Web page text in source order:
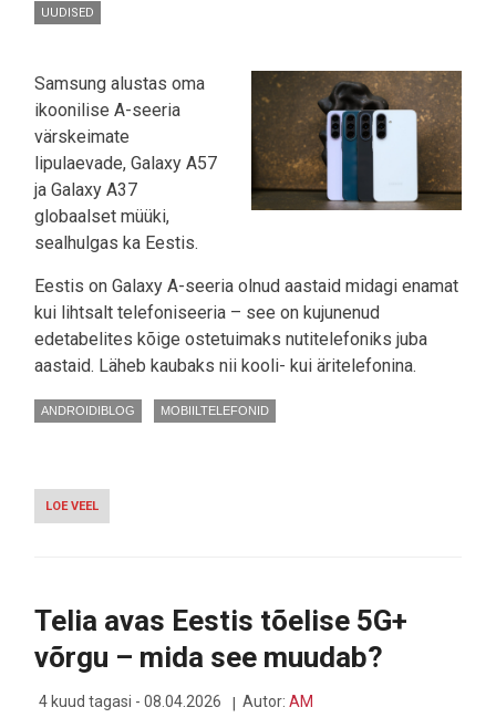
UUDISED
Samsung alustas oma
ikoonilise A-seeria
värskeimate
lipulaevade, Galaxy A57
ja Galaxy A37
globaalset müüki,
sealhulgas ka Eestis.
Eestis on Galaxy A-seeria olnud aastaid midagi enamat
kui lihtsalt telefoniseeria – see on kujunenud
edetabelites kõige ostetuimaks nutitelefoniks juba
aastaid. Läheb kaubaks nii kooli- kui äritelefonina.
ANDROIDIBLOG MOBIILTELEFONID
LOE VEEL
UUE
VÄLJAS:
GALAXY
GALAXY
Telia avas Eestis tõelise 5G+
võrgu – mida see muudab?
4 kuud tagasi - 08.04.2026 Autor: AM